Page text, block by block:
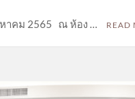
หาคม 2565 ณ ห้อง … READ